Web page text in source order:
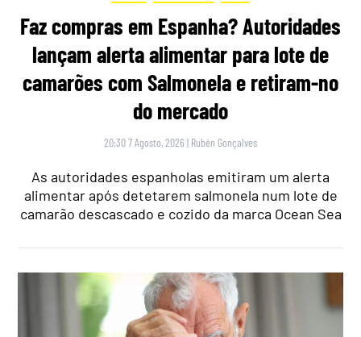
Faz compras em Espanha? Autoridades
lançam alerta alimentar para lote de
camarões com Salmonela e retiram-no
do mercado
20:30 7 Agosto, 2026 | Rubén Gonçalves
As autoridades espanholas emitiram um alerta
alimentar após detetarem salmonela num lote de
camarão descascado e cozido da marca Ocean Sea